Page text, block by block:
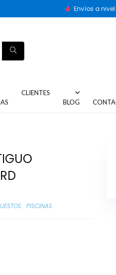
Envíos a
CLIENTES
BLOG
PISCINAS